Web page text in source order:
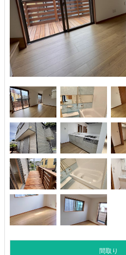
間取り